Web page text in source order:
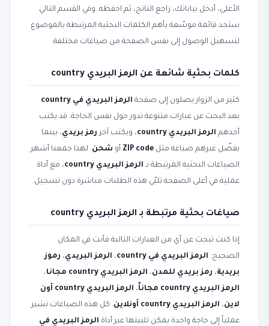
الأعلى، أدخل بياناتك، راجع الناتج، ثم احفظه. وفي القسم التالي
ستجد قائمة موسّعة بأهم الكلمات البحثية المرتبطة بالموضوع
لتسهيل الوصول إلى نفس الصفحة من صياغات مختلفة.
كلمات بحثية شائعة عن الرمز البريدي country
كثير من الزوار يصلون إلى صفحة الرمز البريدي في country
بعد البحث عن عبارات متنوعة تدور حول نفس الحاجة. قد يكتب
أحدهم الرمز البريدي country ، ويكتب آخر رمز بريدي، بينما
يفضّل غيرهم صياغة مثل ZIP code أو شحن. لهذا جمعنا أشهر
الصياغات البحثية المرتبطة بـ الرمز البريدي country
، مع أداة
عملية في أعلى الصفحة تلبّي هذه الطلبات مباشرة دون تسجيل.
صياغات بحثية مرتبطة بـ الرمز البريدي country
إذا كنت تبحث عن أي من العبارات التالية فأنت في المكان
الصحيح: الرمز البريدي في country ، الرمز البريدي، رموز
بريدية، رمز بريدي للمدن، الرمز البريدي country مجانا
،
الرمز البريدي country مجاناً
،
الرمز البريدي country أون
لاين، الرمز البريدي country أونلاين
. كل هذه الصياغات تشير
عملياً إلى حاجة واحدة يمكن تلبيتها عبر أداة الرمز البريدي في